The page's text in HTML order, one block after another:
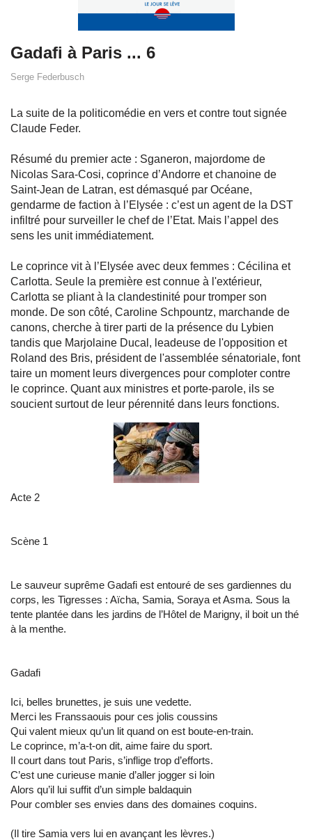
Gadafi à Paris ... 6
Serge Federbusch
La suite de la politicomédie en vers et contre tout signée
Claude Feder.
Résumé du premier acte : Sganeron, majordome de
Nicolas Sara-Cosi, coprince d’Andorre et chanoine de
Saint-Jean de Latran, est démasqué par Océane,
gendarme de faction à l’Elysée : c’est un agent de la DST
infiltré pour surveiller le chef de l’Etat. Mais l’appel des
sens les unit immédiatement.
Le coprince vit à l’Elysée avec deux femmes : Cécilina et
Carlotta. Seule la première est connue à l'extérieur,
Carlotta se pliant à la clandestinité pour tromper son
monde. De son côté, Caroline Schpountz, marchande de
canons, cherche à tirer parti de la présence du Lybien
tandis que Marjolaine Ducal, leadeuse de l'opposition et
Roland des Bris, président de l'assemblée sénatoriale, font
taire un moment leurs divergences pour comploter contre
le coprince. Quant aux ministres et porte-parole, ils se
soucient surtout de leur pérennité dans leurs fonctions.
Acte 2
Scène 1
Le sauveur suprême Gadafi est entouré de ses gardiennes du
corps, les Tigresses : Aïcha, Samia, Soraya et Asma. Sous la
tente plantée dans les jardins de l’Hôtel de Marigny, il boit un thé
à la menthe.
Gadafi
Ici, belles brunettes, je suis une vedette.
Merci les Franssaouis pour ces jolis coussins
Qui valent mieux qu’un lit quand on est boute-en-train.
Le coprince, m’a-t-on dit, aime faire du sport.
Il court dans tout Paris, s’inflige trop d’efforts.
C’est une curieuse manie d’aller jogger si loin
Alors qu’il lui suffit d’un simple baldaquin
Pour combler ses envies dans des domaines coquins.
(Il tire Samia vers lui en avançant les lèvres.)